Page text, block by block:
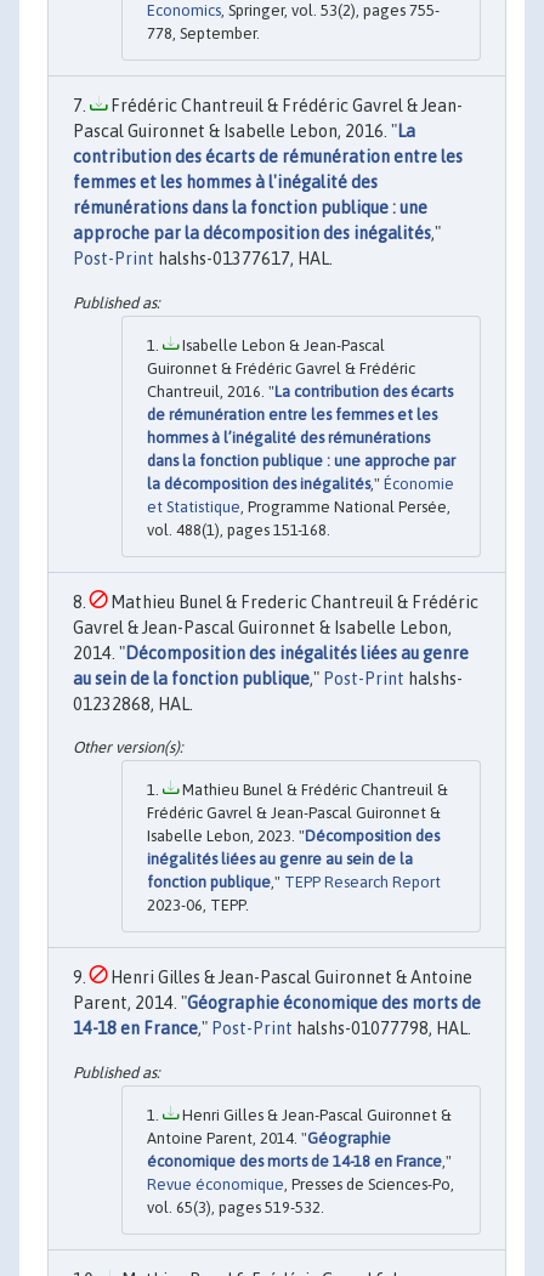
Economics, Springer, vol. 53(2), pages 755-
778, September.
Frédéric Chantreuil & Frédéric Gavrel & Jean-
Pascal Guironnet & Isabelle Lebon, 2016. "La
contribution des écarts de rémunération entre les
femmes et les hommes à l'inégalité des
rémunérations dans la fonction publique : une
approche par la décomposition des inégalités,"
Post-Print halshs-01377617, HAL.
Isabelle Lebon & Jean-Pascal
Guironnet & Frédéric Gavrel & Frédéric
Chantreuil, 2016. "La contribution des écarts
de rémunération entre les femmes et les
hommes à l’inégalité des rémunérations
dans la fonction publique : une approche par
la décomposition des inégalités," Économie
et Statistique , Programme National Persée,
vol. 488(1), pages 151-168.
Mathieu Bunel & Frederic Chantreuil & Frédéric
Gavrel & Jean-Pascal Guironnet & Isabelle Lebon,
2014. "Décomposition des inégalités liées au genre
au sein de la fonction publique," Post-Print halshs-
01232868, HAL.
Mathieu Bunel & Frédéric Chantreuil &
Frédéric Gavrel & Jean-Pascal Guironnet &
Isabelle Lebon, 2023. "Décomposition des
inégalités liées au genre au sein de la
fonction publique," TEPP Research Report
2023-06, TEPP.
Henri Gilles & Jean-Pascal Guironnet & Antoine
Parent, 2014. "Géographie économique des morts de
14-18 en France," Post-Print halshs-01077798, HAL.
Henri Gilles & Jean-Pascal Guironnet &
Antoine Parent, 2014. "Géographie
économique des morts de 14-18 en France ,"
Revue économique , Presses de Sciences-Po,
vol. 65(3), pages 519-532.